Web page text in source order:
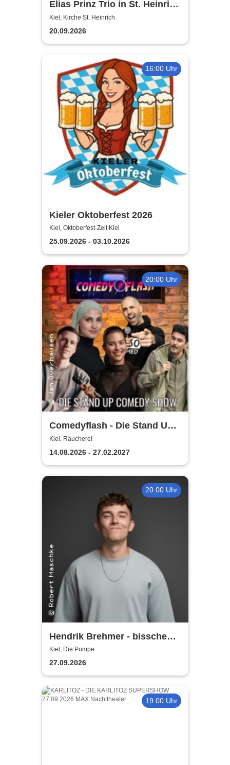
Elias Prinz Trio in St. Heinrich
in Kiel
Kiel, Kirche St. Heinrich
20.09.2026
16:00 Uhr
Kieler Oktoberfest 2026
Kiel, Oktoberfest-Zelt Kiel
25.09.2026 - 03.10.2026
20:00 Uhr
Comedyflash - Die Stand Up
Comedy Show in Kiel
Kiel, Räucherei
14.08.2026 - 27.02.2027
20:00 Uhr
Hendrik Brehmer - bisschen
reingesteigert
Kiel, Die Pumpe
27.09.2026
19:00 Uhr